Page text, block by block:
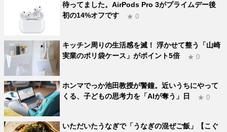
待ってました。AirPods Pro 3がプライムデー後
初の14%オフです
★ 0
キッチン周りの生活感を滅！ 浮かせて整う「山崎
実業のポリ袋ケース」がポイント5倍
★ 0
ホンマでっか池田教授が警鐘。近いうちにやって
くる、子どもの思考力を「AIが奪う」日
★ 0
いただいたうなぎで「うなぎの混ぜご飯」【こぐ